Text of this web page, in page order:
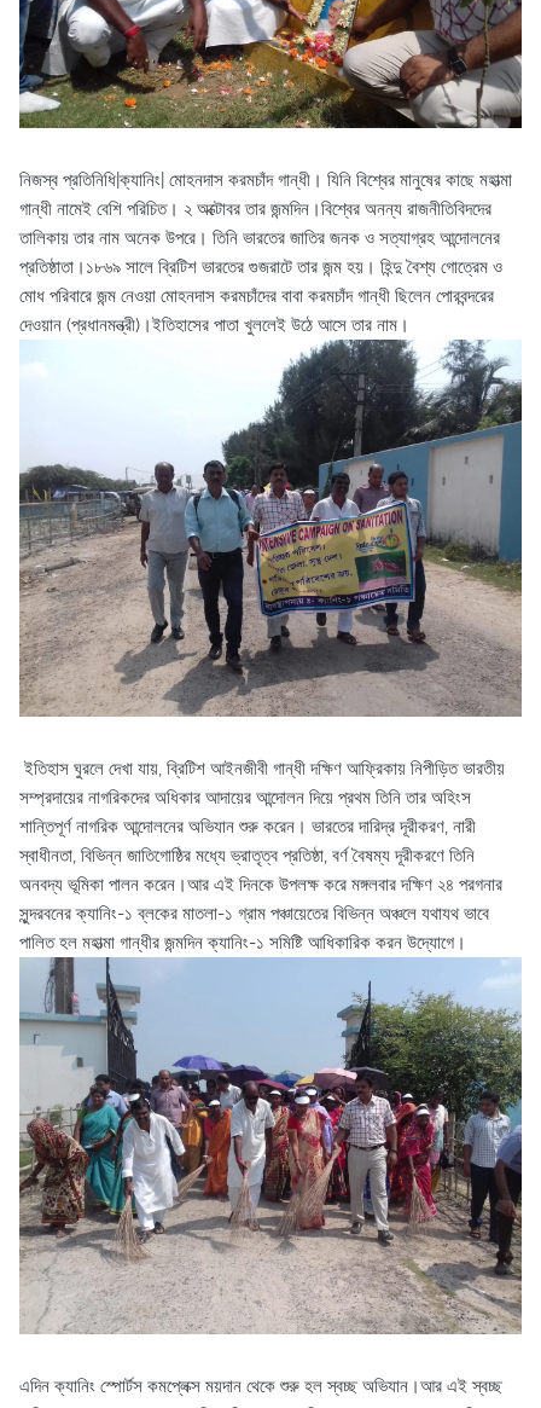
নিজস্ব প্রতিনিধি|ক্যানিং| মোহনদাস করমচাঁদ গান্ধী। যিনি বিশ্বের মানুষের কাছে মহাত্মা
গান্ধী নামেই বেশি পরিচিত। ২ অক্টোবর তার জন্মদিন।বিশ্বের অনন্য রাজনীতিবিদদের
তালিকায় তার নাম অনেক উপরে। তিনি ভারতের জাতির জনক ও সত্যাগ্রহ আন্দোলনের
প্রতিষ্ঠাতা।১৮৬৯ সালে ব্রিটিশ ভারতের গুজরাটে তার জন্ম হয়। হিন্দু বৈশ্য গোত্রেম ও
মোধ পরিবারে জন্ম নেওয়া মোহনদাস করমচাঁদের বাবা করমচাঁদ গান্ধী ছিলেন পোরবন্দরের
দেওয়ান (প্রধানমন্ত্রী)।ইতিহাসের পাতা খুললেই উঠে আসে তার নাম।
ইতিহাস ঘুরলে দেখা যায়, ব্রিটিশ আইনজীবী গান্ধী দক্ষিণ আফ্রিকায় নিপীড়িত ভারতীয়
সম্প্রদায়ের নাগরিকদের অধিকার আদায়ের আন্দোলন দিয়ে প্রথম তিনি তার অহিংস
শান্তিপূর্ণ নাগরিক আন্দোলনের অভিযান শুরু করেন। ভারতের দারিদ্র দূরীকরণ, নারী
স্বাধীনতা, বিভিন্ন জাতিগোষ্ঠির মধ্যে ভ্রাতৃত্ব প্রতিষ্ঠা, বর্ণ বৈষম্য দূরীকরণে তিনি
অনবদ্য ভূমিকা পালন করেন।আর এই দিনকে উপলক্ষ করে মঙ্গলবার দক্ষিণ ২৪ পরগনার
সুন্দরবনের ক্যানিং-১ ব্লকের মাতলা-১ গ্রাম পঞ্চায়েতের বিভিন্ন অঞ্চলে যথাযথ ভাবে
পালিত হল মহাত্মা গান্ধীর জন্মদিন ক্যানিং-১ সমিষ্টি আধিকারিক করন উদ্যোগে।
এদিন ক্যানিং স্পোর্টস কমপ্লেক্স ময়দান থেকে শুরু হল স্বচ্ছ অভিযান।আর এই স্বচ্ছ